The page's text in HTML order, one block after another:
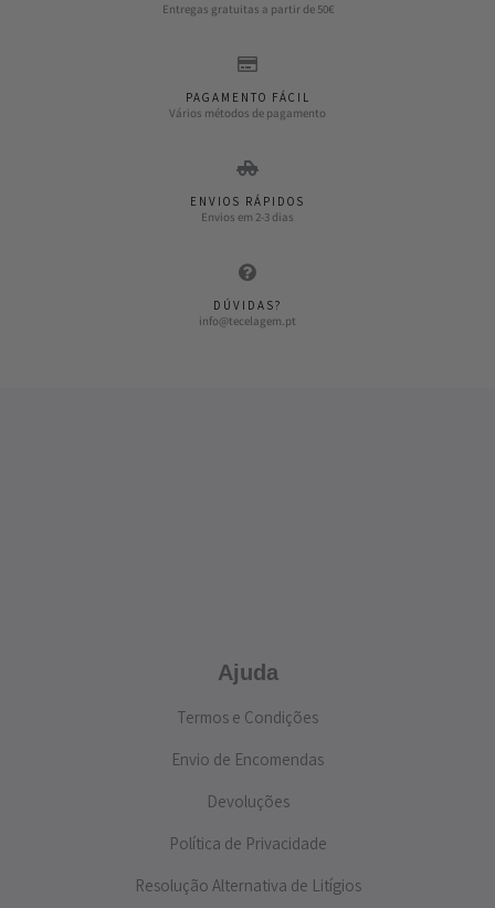
Entregas gratuitas a partir de 50€
PAGAMENTO FÁCIL
Vários métodos de pagamento
ENVIOS RÁPIDOS
Envios em 2-3 dias
DÚVIDAS?
info@tecelagem.pt
Ajuda
Termos e Condições
Envio de Encomendas
Devoluções
Política de Privacidade
Resolução Alternativa de Litígios